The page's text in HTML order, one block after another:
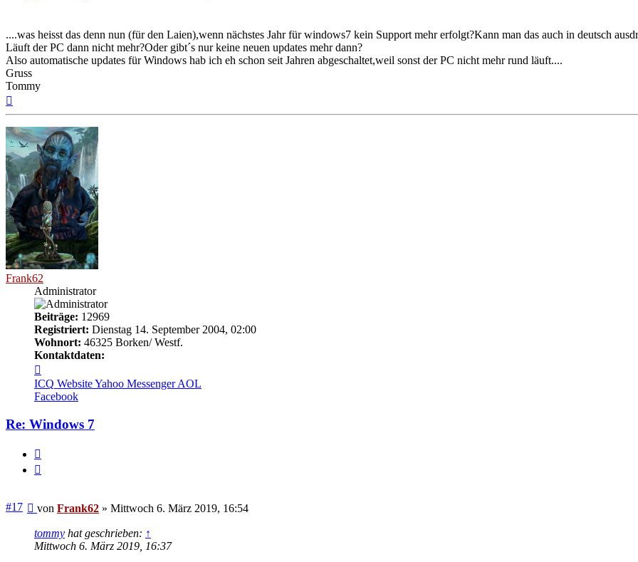
....was heisst das denn nun (für den Laien),wenn nächstes Jahr für windows7 kein Support mehr erfolgt?Kann man das auch in deutsch
Läuft der PC dann nicht mehr?Oder gibt´s nur keine neuen updates mehr dann?
Also automatische updates für Windows hab ich eh schon seit Jahren abgeschaltet,weil sonst der PC nicht mehr rund läuft....
Gruss
Tommy
Frank62
Administrator
Beiträge: 12969
Registriert: Dienstag 14. September 2004, 02:00
Wohnort: 46325 Borken/ Westf.
Kontaktdaten:
von
Frank62
ICQ WebsiteYahoo Messenger AOL
Facebook
Re: Windows 7
#17 Beitrag
von Frank62 » Mittwoch 6. März 2019, 16:54
tommy hat geschrieben: ↑
Mittwoch 6. März 2019, 16:37